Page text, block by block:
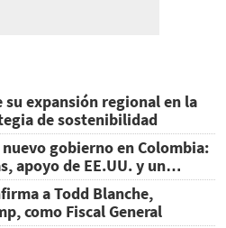
expansión regional en la
de sostenibilidad
gobierno en Colombia:
apoyo de EE.UU. y un
a Todd Blanche,
como Fiscal General